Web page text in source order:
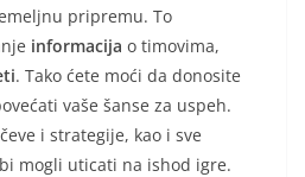
pripremu. To
informacija o timovima,
. Tako ćete moći da donosite
vaše šanse za uspeh.
i strategije, kao i sve
mogli uticati na ishod igre.